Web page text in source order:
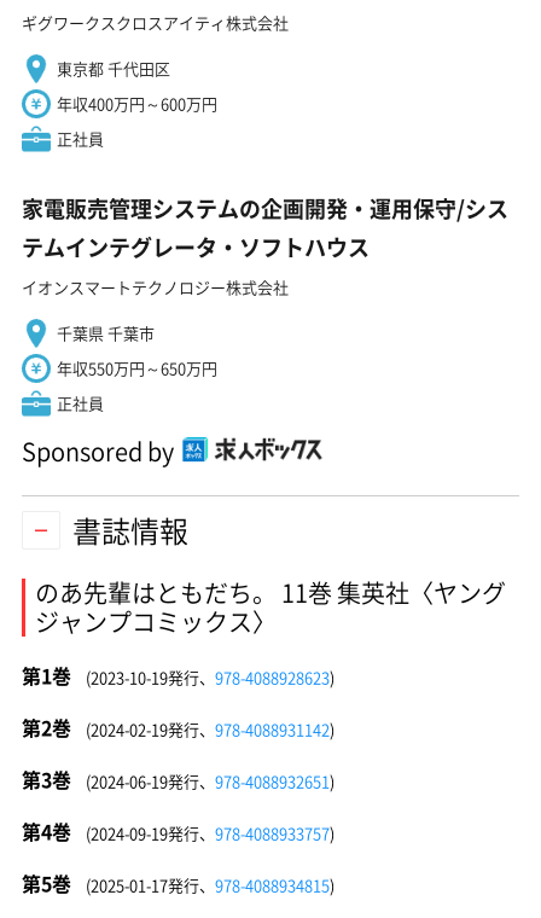
ギグワークスクロスアイティ株式会社
東京都 千代田区
年収400万円～600万円
正社員
家電販売管理システムの企画開発・運用保守/シス
テムインテグレータ・ソフトハウス
イオンスマートテクノロジー株式会社
千葉県 千葉市
年収550万円～650万円
正社員
Sponsored by
書誌情報
のあ先輩はともだち。 11巻 集英社〈ヤング
ジャンプコミックス〉
第1巻 (2023-10-19発行、 978-4088928623)
第2巻 (2024-02-19発行、 978-4088931142)
第3巻 (2024-06-19発行、 978-4088932651)
第4巻 (2024-09-19発行、 978-4088933757)
第5巻 (2025-01-17発行、 978-4088934815)